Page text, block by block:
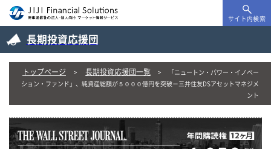
サイト内検索
長期投資応援団
トップページ 長期投資応援団一覧
「ニュートン・パワー・イノベー
ション・ファンド」、純資産総額が５０００億円を突破－三井住友DSアセットマネジメ
ント